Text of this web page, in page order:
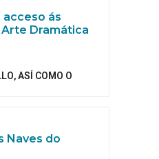
ás
Dramática
ASÍ COMO O
Naves do